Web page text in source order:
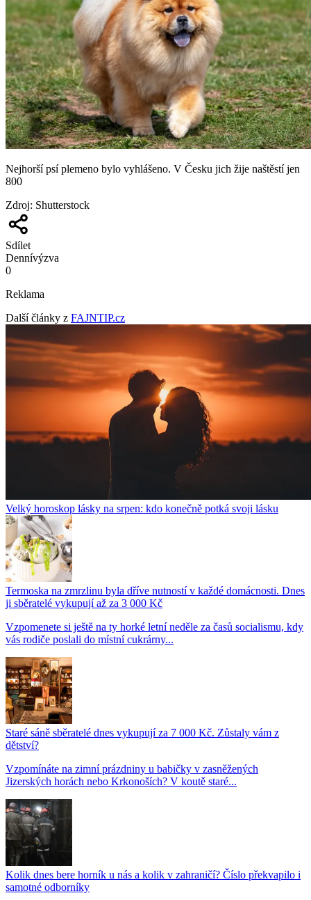
Nejhorší psí plemeno bylo vyhlášeno. V Česku jich žije naštěstí jen
800
Zdroj: Shutterstock
Sdílet
Dennívýzva
0
Reklama
Další články z FAJNTIP.cz
Velký horoskop lásky na srpen: kdo konečně potká svoji lásku
Termoska na zmrzlinu byla dříve nutností v každé domácnosti. Dnes
ji sběratelé vykupují až za 3 000 Kč
Vzpomenete si ještě na ty horké letní neděle za časů socialismu, kdy
vás rodiče poslali do místní cukrárny...
Staré sáně sběratelé dnes vykupují za 7 000 Kč. Zůstaly vám z
dětství?
Vzpomínáte na zimní prázdniny u babičky v zasněžených
Jizerských horách nebo Krkonoších? V koutě staré...
Kolik dnes bere horník u nás a kolik v zahraničí? Číslo překvapilo i
samotné odborníky